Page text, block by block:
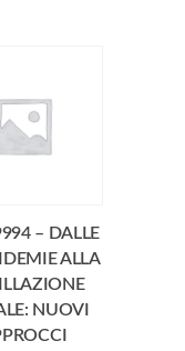
– DALLE
ALLA
NUOVI